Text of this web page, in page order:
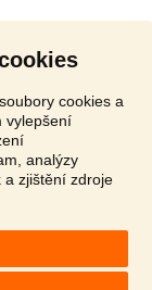
cookies a
vylepšení
analýzy
a zjištění zdroje
...- [28.6. 2026]
,